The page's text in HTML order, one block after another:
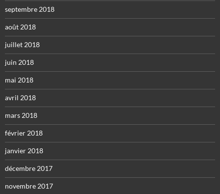
septembre 2018
août 2018
juillet 2018
juin 2018
mai 2018
avril 2018
mars 2018
février 2018
janvier 2018
décembre 2017
novembre 2017